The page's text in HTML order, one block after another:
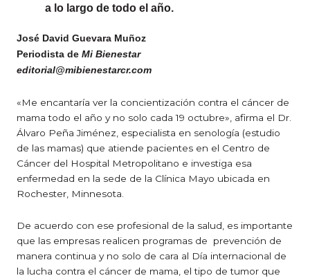
a lo largo de todo el año.
José David Guevara Muñoz
Periodista de Mi Bienestar
editorial@mibienestarcr.com
«Me encantaría ver la concientización contra el cáncer de
mama todo el año y no solo cada 19 octubre», afirma el Dr.
Álvaro Peña Jiménez, especialista en senología (estudio
de las mamas) que atiende pacientes en el Centro de
Cáncer del Hospital Metropolitano e investiga esa
enfermedad en la sede de la Clínica Mayo ubicada en
Rochester, Minnesota.
De acuerdo con ese profesional de la salud, es importante
que las empresas realicen programas de prevención de
manera continua y no solo de cara al Día internacional de
la lucha contra el cáncer de mama, el tipo de tumor que